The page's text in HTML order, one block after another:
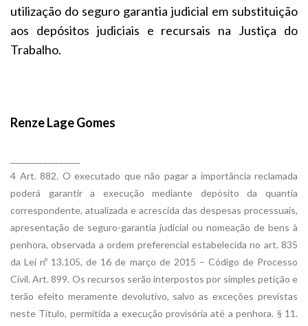
utilização do seguro garantia judicial em substituição
aos depósitos judiciais e recursais na Justiça do
Trabalho.
Renze Lage Gomes
4 Art. 882. O executado que não pagar a importância reclamada
poderá garantir a execução mediante depósito da quantia
correspondente, atualizada e acrescida das despesas processuais,
apresentação de seguro-garantia judicial ou nomeação de bens à
penhora, observada a ordem preferencial estabelecida no art. 835
da Lei nº 13.105, de 16 de março de 2015 – Código de Processo
Civil. Art. 899. Os recursos serão interpostos por simples petição e
terão efeito meramente devolutivo, salvo as exceções previstas
neste Título, permitida a execução provisória até a penhora. § 11.